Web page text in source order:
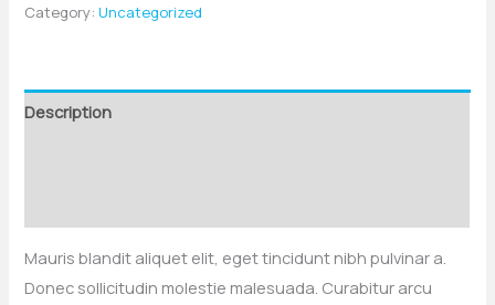
Category:Uncategorized
Description
Mauris blandit aliquet elit, eget tincidunt nibh pulvinar a.
Donec sollicitudin molestie malesuada. Curabitur arcu